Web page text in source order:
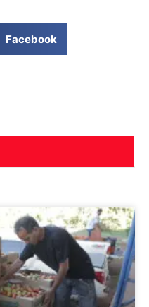
Facebook